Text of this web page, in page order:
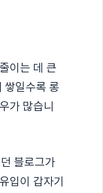
이는 데 큰
쌓일수록 롱
가 많습니
블로그가
입이 갑자기